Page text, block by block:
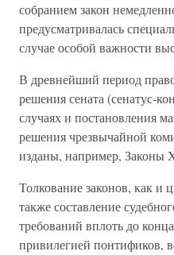
собранием закон
предусматривалась
случае особой важности
В древнейший период
решения сената (сенатус-
случаях и постановления
решения чрезвычайной
изданы, например, Законы
Толкование законов, как и
также составление
требований вплоть до
привилегией понтификов,